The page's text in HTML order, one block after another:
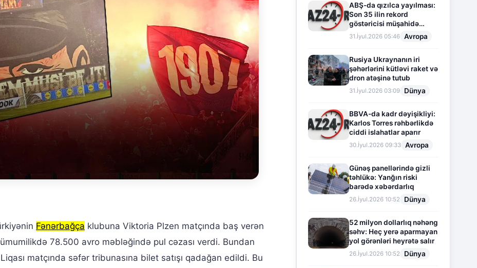
Fənərbağça klubuna Viktoria Plzen matçında baş verən
78.500 avro məbləğində pul cəzası verdi. Bundan
matçında səfər tribunasına bilet satışı qadağan edildi. Bu
ABŞ-da qızılca yayılması:
Son 35 ilin rekord
göstəricisi müşahidə
olunur
31.İyul.2026 05:46 Avropa
Rusiya Ukraynanın iri
şəhərlərini kütləvi raket və
dron atəşinə tutub
31.İyul.2026 03:09 Dünya
BBVA-da kadr dəyişikliyi:
Karlos Torres rəhbərlikdə
ciddi islahatlar aparır
30.İyul.2026 09:33 Avropa
Günəş panellərində gizli
təhlükə: Yanğın riski
barədə xəbərdarlıq
26.İyul.2026 10:52 Dünya
52 milyon dollarlıq nəhəng
səhv: Heç yerə aparmayan
yol görənləri heyrətə salır
26.İyul.2026 10:52 Dünya